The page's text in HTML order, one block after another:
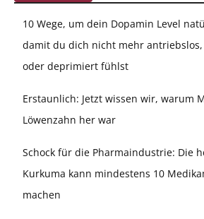
10 Wege, um dein Dopamin Level
damit du dich nicht mehr
oder deprimiert fühlst
Erstaunlich: Jetzt wissen wir, warum
Löwenzahn her war
Schock für die Pharmaindustrie: Die
Kurkuma kann mindestens 10
machen